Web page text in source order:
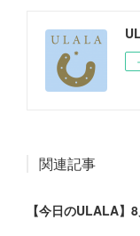
関連記事
【今日のULALA】